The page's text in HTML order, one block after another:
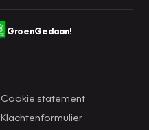
GroenGedaan!
Cookie statement
Klachtenformulier